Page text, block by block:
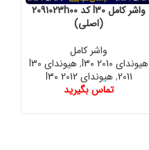
واشر کامل I30 کد 2091023h00
(اصلی)
واشر کامل
هیوندای I30 2010
,
هیوندای I30
2011
,هیوندای I30 2012
تماس بگیرید